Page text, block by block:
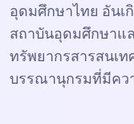
อุดมศึกษาไทย อันเ
สถาบันอุดมศึกษาแ
ทรัพยากรสารสนเท
บรรณานุกรมที่มีค